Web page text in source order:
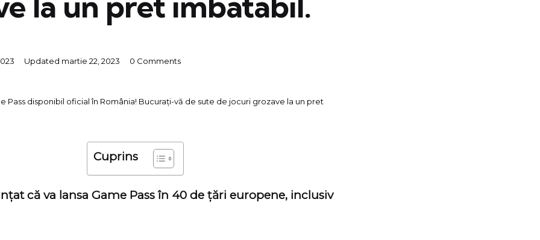
Updated martie 22, 2023 0 Comments
Pass disponibil oficial în România! Bucurați-vă de sute de jocuri grozave la un pret
Cuprins
că va lansa Game Pass în 40 de țări europene, inclusiv